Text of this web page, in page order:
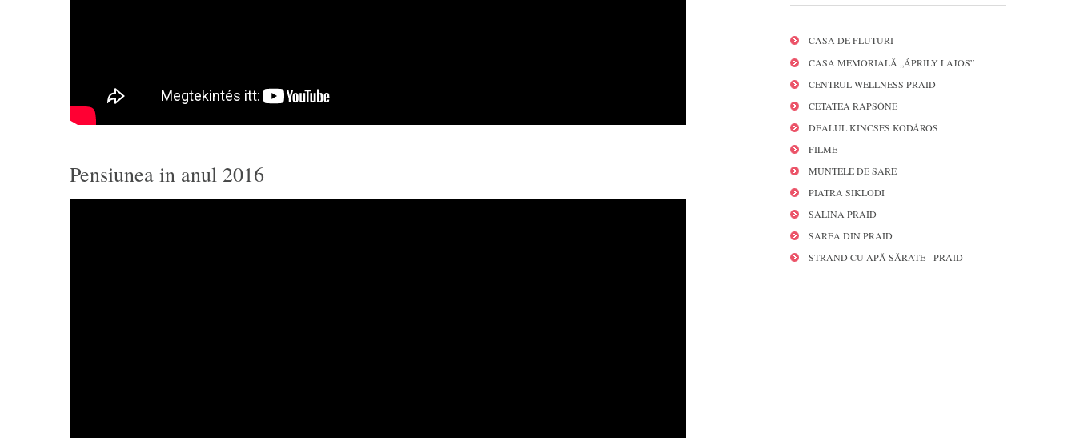
Pensiunea in anul 2016
CASA DE FLUTURI
CASA MEMORIALĂ „ÁPRILY LAJOS”
CENTRUL WELLNESS PRAID
CETATEA RAPSÓNÉ
DEALUL KINCSES KODÁROS
FILME
MUNTELE DE SARE
PIATRA SIKLODI
SALINA PRAID
SAREA DIN PRAID
STRAND CU APĂ SĂRATE - PRAID